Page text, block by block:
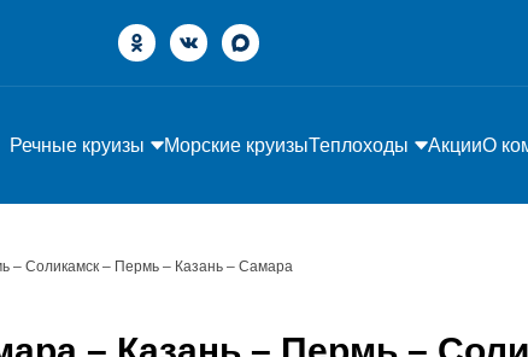
Речные круизы Морские круизыТеплоходы АкцииО
– Соликамск – Пермь – Казань – Самара